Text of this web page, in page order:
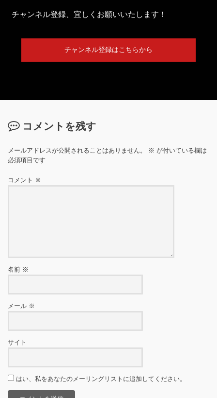
チャンネル登録、宜しくお願いいたします！
チャンネル登録はこちらから
コメントを残す
メールアドレスが公開されることはありません。 ※ が付いている欄は
必須項目です
コメント ※
名前 ※
メール ※
サイト
はい、私をあなたのメーリングリストに追加してください。